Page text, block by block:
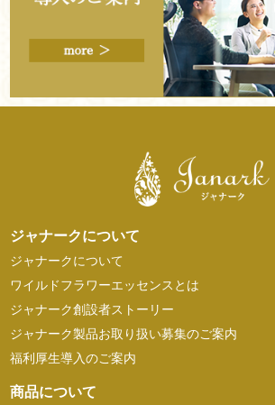
ジャナークについて
ジャナークについて
ワイルドフラワーエッセンスとは
ジャナーク創設者ストーリー
ジャナーク製品お取り扱い募集のご案内
福利厚生導入のご案内
商品について